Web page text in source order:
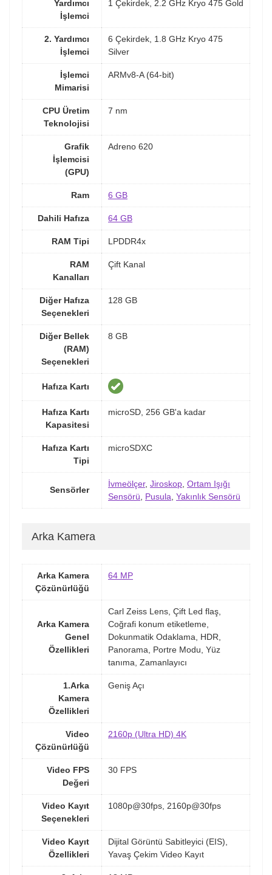
Yardımcı
İşlemci
1 Çekirdek, 2.2 GHz Kryo 475 Gold
2. Yardımcı
İşlemci
6 Çekirdek, 1.8 GHz Kryo 475
Silver
İşlemci
Mimarisi
ARMv8-A (64-bit)
CPU Üretim
Teknolojisi
7 nm
Grafik
İşlemcisi
(GPU)
Adreno 620
Ram 6 GB
Dahili Hafıza 64 GB
RAM Tipi LPDDR4x
RAM
Kanalları
Çift Kanal
Diğer Hafıza
Seçenekleri
128 GB
Diğer Bellek
(RAM)
Seçenekleri
8 GB
Hafıza Kartı
Hafıza Kartı
Kapasitesi
microSD, 256 GB'a kadar
Hafıza Kartı
Tipi
microSDXC
Sensörler
İvmeölçer, Jiroskop, Ortam Işığı
Sensörü, Pusula, Yakınlık Sensörü
Arka Kamera
Arka Kamera
Çözünürlüğü
64 MP
Arka Kamera
Genel
Özellikleri
Carl Zeiss Lens, Çift Led flaş,
Coğrafi konum etiketleme,
Dokunmatik Odaklama, HDR,
Panorama, Portre Modu, Yüz
tanıma, Zamanlayıcı
1.Arka
Kamera
Özellikleri
Geniş Açı
Video
Çözünürlüğü
2160p (Ultra HD) 4K
Video FPS
Değeri
30 FPS
Video Kayıt
Seçenekleri
1080p@30fps, 2160p@30fps
Video Kayıt
Özellikleri
Dijital Görüntü Sabitleyici (EIS),
Yavaş Çekim Video Kayıt